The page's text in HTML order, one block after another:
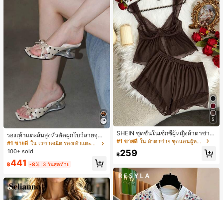
รองเท้าแตะส้นสูงหัวตัดผูกโบว์ลายจุดส
ายเดี่ยวส้นไม่สมมาตรสำหรับผู้หญิง, รอ
งเท้าแตะส้นสูงหนังเทียมสีขาวหรูหรา
#1 ขายดี
ใน เรขาคณิต รองเท้าแตะส้นสูงผู้หญิง
100+ sold
฿441 -8% 3 วันสุดท้าย
5
SHEIN ชุดชั้นในเซ็กซี่ผู้หญิงผ้าตาข่าย
มีโครงคัพบาง
#1 ขายดี ใน ผ้าตาข่าย ชุดนอนผู้หญิง
฿259